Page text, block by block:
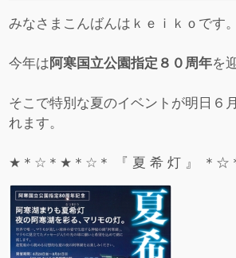
みなさまこんばんはｋｅｉｋｏです。
今年は 阿寒国立公園指定８０周年を
そこで特別な夏のイベントが明日６
れます。
★＊☆＊★＊☆＊ 『 夏 希 灯 』 ＊